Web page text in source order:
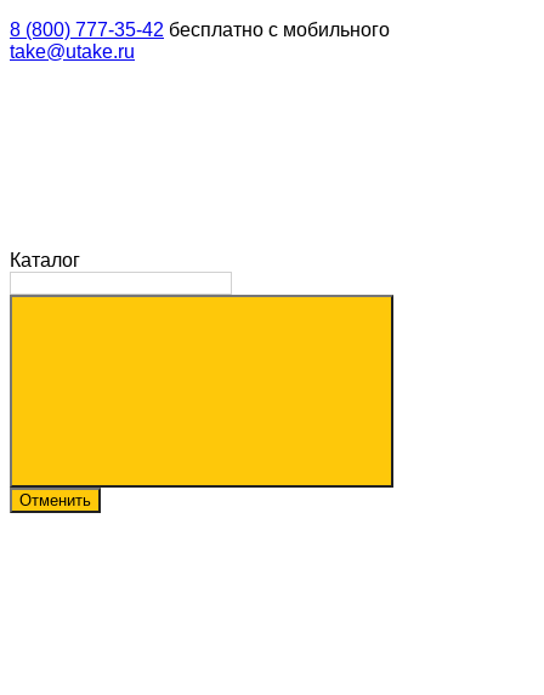
8 (800) 777-35-42 бесплатно с мобильного
take@utake.ru
Каталог
Отменить